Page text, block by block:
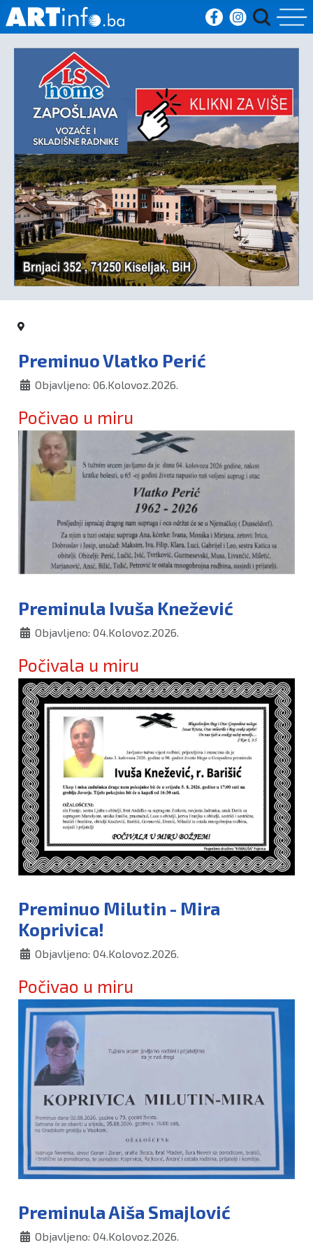
Početna
Vijesti
Sport
Kultura
Crna
kronika
Politika
Preminuo Vlatko Perić
Objavljeno: 06.Kolovoz.2026.
Počivao u miru
Preminula Ivuša Knežević
Objavljeno: 04.Kolovoz.2026.
Počivala u miru
Preminuo Milutin - Mira
Koprivica!
Objavljeno: 04.Kolovoz.2026.
Počivao u miru
Preminula Aiša Smajlović
Objavljeno: 04.Kolovoz.2026.